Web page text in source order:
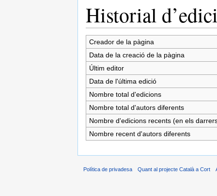
Historial
Creador de la pàgina
Data de la creació de la pàgina
Últim editor
Data de l'última edició
Nombre total d'edicions
Nombre total d'autors diferents
Nombre d'edicions recents (en els
Nombre recent d'autors diferents
Política de privadesa Quant al projecte Català a Cort